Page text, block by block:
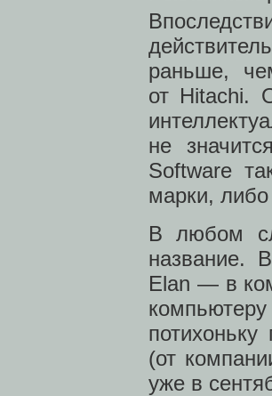
раньше,
от Hitachi.
не
Software
марки, либо
В любом
название.
Elan — в
(от
уже в